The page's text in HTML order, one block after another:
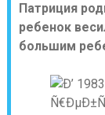
Патриция
ребенок
большим